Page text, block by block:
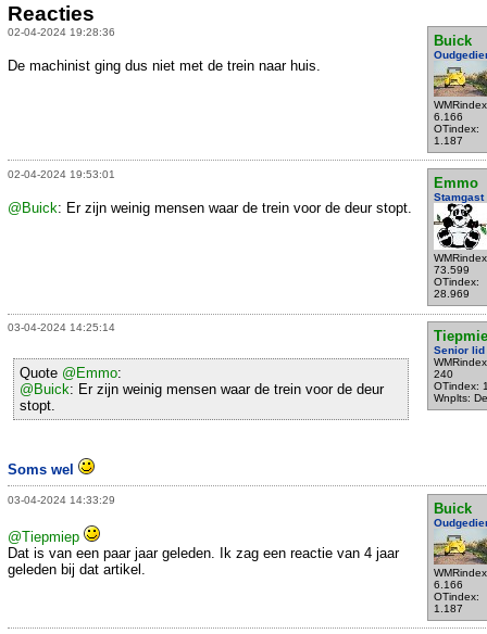
Reacties
02-04-2024 19:28:36
Buick
6.166
OTindex:
1.187
De machinist ging dus niet met de trein naar huis.
02-04-2024 19:53:01
Emmo
Stamgast
73.599
OTindex:
28.969
@Buick: Er zijn weinig mensen waar de trein voor de deur stopt.
03-04-2024 14:25:14
Senior lid
240
OTindex:
Wnplts:
Quote @Emmo:
@Buick: Er zijn weinig mensen waar de trein voor de deur
stopt.
Soms wel
03-04-2024 14:33:29
Buick
6.166
OTindex:
1.187
@Tiepmiep
Dat is van een paar jaar geleden. Ik zag een reactie van 4 jaar
geleden bij dat artikel.